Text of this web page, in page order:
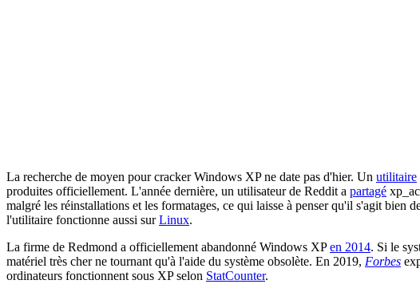
La recherche de moyen pour cracker Windows XP ne date pas d'hier. Un utilitaire
produites officiellement. L'année dernière, un utilisateur de Reddit a partagé
malgré les réinstallations et les formatages, ce qui laisse à penser qu'il s'agit
l'utilitaire fonctionne aussi surLinux.
La firme de Redmond a officiellement abandonné Windows XPen 2014. Si le
matériel très cher ne tournant qu'à l'aide du système obsolète. En 2019, Forbes
ordinateurs fonctionnent sous XP selon StatCounter.